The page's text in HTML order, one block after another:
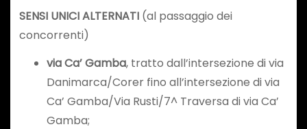
SENSI UNICI ALTERNATI(al passaggio dei
concorrenti)
via Ca’ Gamba, tratto dall’intersezione di via
Danimarca/Corer fino all’intersezione di via
Ca’ Gamba/Via Rusti/7^ Traversa di via Ca’
Gamba;